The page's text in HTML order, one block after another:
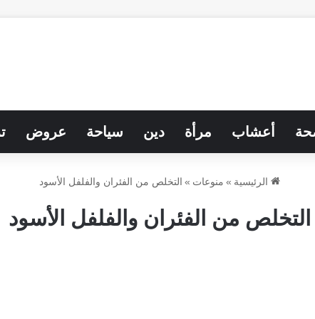
أعشاب مرأة دين سياحة عروض
الرئيسية » منوعات » التخلص من الفئران والفلفل الأسود
التخلص من الفئران والفلفل الأسود